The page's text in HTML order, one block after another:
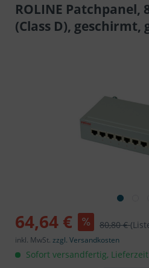
ROLINE Patchpanel,
(Class D), geschirmt,
64,64 € 80,80 €
inkl. MwSt. zzgl. Versandkosten
Sofort versandfertig,